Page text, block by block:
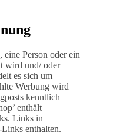
eine Person oder ein
wird und/ oder
es sich um
Werbung wird
kenntlich
enthält
Links in
enthalten.